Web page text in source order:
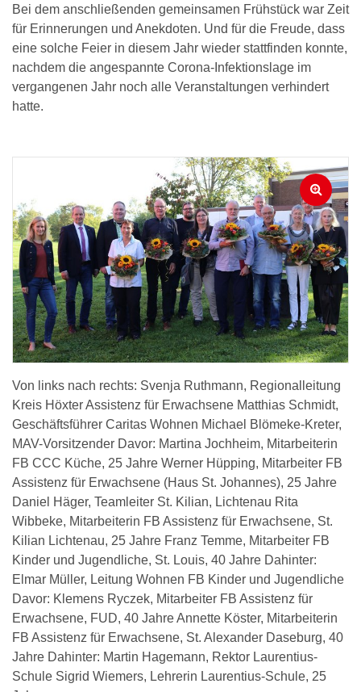
Bei dem anschließenden gemeinsamen Frühstück war Zeit
für Erinnerungen und Anekdoten. Und für die Freude, dass
eine solche Feier in diesem Jahr wieder stattfinden konnte,
nachdem die angespannte Corona-Infektionslage im
vergangenen Jahr noch alle Veranstaltungen verhindert
hatte.
Von links nach rechts: Svenja Ruthmann, Regionalleitung
Kreis Höxter Assistenz für Erwachsene Matthias Schmidt,
Geschäftsführer Caritas Wohnen Michael Blömeke-Kreter,
MAV-Vorsitzender Davor: Martina Jochheim, Mitarbeiterin
FB CCC Küche, 25 Jahre Werner Hüpping, Mitarbeiter FB
Assistenz für Erwachsene (Haus St. Johannes), 25 Jahre
Daniel Häger, Teamleiter St. Kilian, Lichtenau Rita
Wibbeke, Mitarbeiterin FB Assistenz für Erwachsene, St.
Kilian Lichtenau, 25 Jahre Franz Temme, Mitarbeiter FB
Kinder und Jugendliche, St. Louis, 40 Jahre Dahinter:
Elmar Müller, Leitung Wohnen FB Kinder und Jugendliche
Davor: Klemens Ryczek, Mitarbeiter FB Assistenz für
Erwachsene, FUD, 40 Jahre Annette Köster, Mitarbeiterin
FB Assistenz für Erwachsene, St. Alexander Daseburg, 40
Jahre Dahinter: Martin Hagemann, Rektor Laurentius-
Schule Sigrid Wiemers, Lehrerin Laurentius-Schule, 25